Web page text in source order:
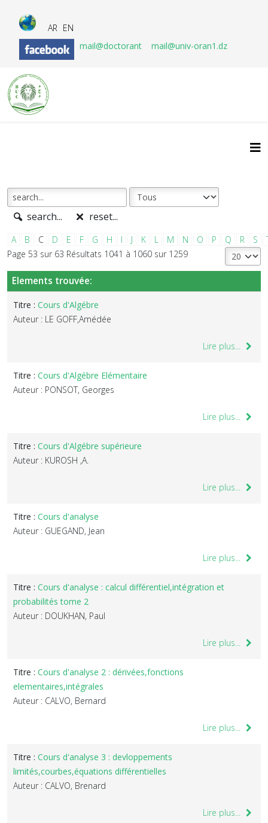
AR EN
mail@doctorant
mail@univ-oran1.dz
search... reset...
A B C D E F G H I J K L M N O P Q R S
Page 53 sur 63 Résultats 1041 à 1060 sur 1259
Elements trouvée:
Titre : Cours d'Algébre
Auteur : LE GOFF,Amédée
Lire plus...
Titre : Cours d'Algébre Elémentaire
Auteur : PONSOT, Georges
Lire plus...
Titre : Cours d'Algébre supérieure
Auteur : KUROSH ,A.
Lire plus...
Titre : Cours d'analyse
Auteur : GUEGAND, Jean
Lire plus...
Titre : Cours d'analyse : calcul différentiel,intégration et
probabilités tome 2
Auteur : DOUKHAN, Paul
Lire plus...
Titre : Cours d'analyse 2 : dérivées,fonctions
elementaires,intégrales
Auteur : CALVO, Bernard
Lire plus...
Titre : Cours d'analyse 3 : devloppements
limités,courbes,équations différentielles
Auteur : CALVO, Brenard
Lire plus...